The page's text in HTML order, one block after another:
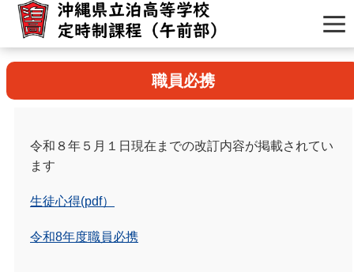
職員必携
令和８年５月１日現在までの改訂内容が掲載されてい
ます
生徒心得(pdf）
令和8年度職員必携